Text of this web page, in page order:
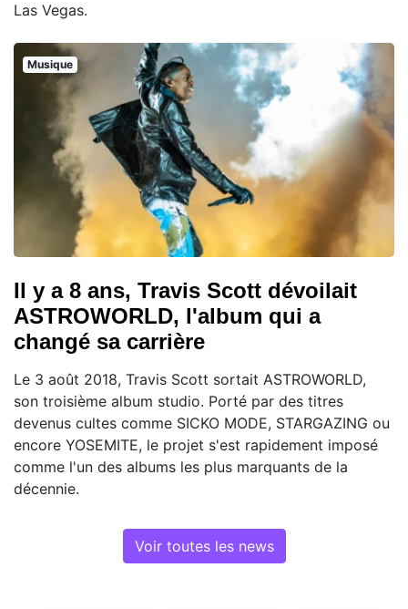
Las Vegas.
Musique
Il y a 8 ans, Travis Scott dévoilait
ASTROWORLD, l'album qui a
changé sa carrière
Le 3 août 2018, Travis Scott sortait ASTROWORLD,
son troisième album studio. Porté par des titres
devenus cultes comme SICKO MODE, STARGAZING ou
encore YOSEMITE, le projet s'est rapidement imposé
comme l'un des albums les plus marquants de la
décennie.
Voir toutes les news